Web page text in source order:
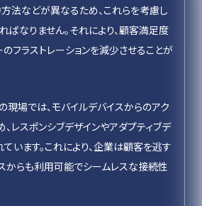
法などが異なるため、これらを考慮し
なりません。それにより、顧客満足度
フラストレーションを減少させることが
場では、モバイルデバイスからのアク
レスポンシブデザインやアダプティブデ
います。これにより、企業は顧客を逃す
からも利用可能でシームレスな接続性